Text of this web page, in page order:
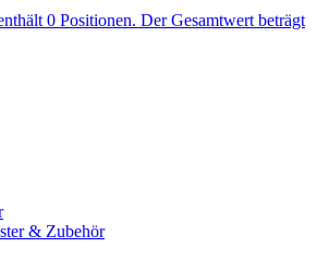
0 Positionen. Der Gesamtwert beträgt
& Zubehör